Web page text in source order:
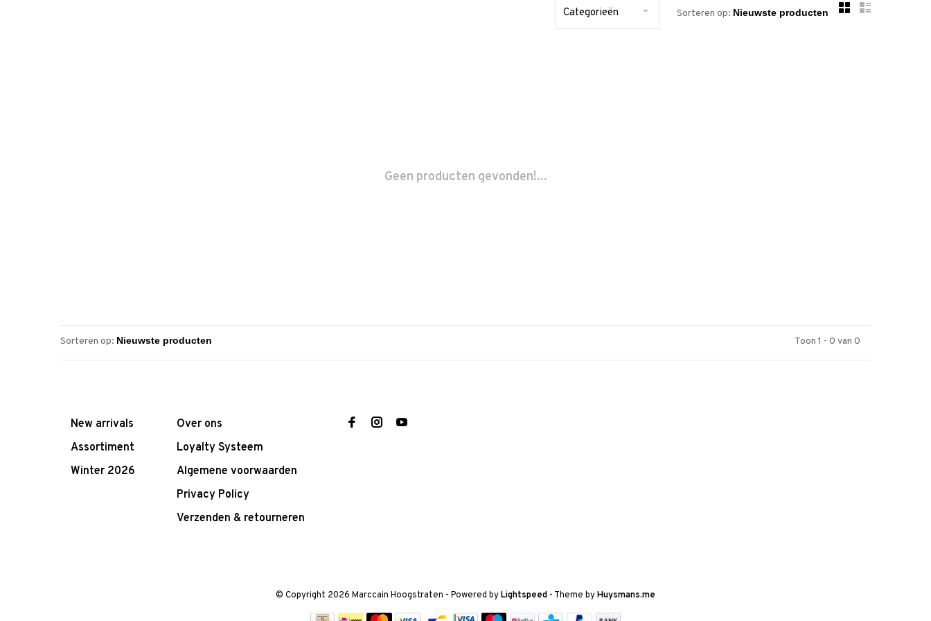
Categorieën Sorteren op:
Geen producten gevonden!...
Sorteren op: Toon 1 - 0 van 0
New arrivals
Assortiment
Winter 2026
Over ons
Loyalty Systeem
Algemene voorwaarden
Privacy Policy
Verzenden & retourneren
© Copyright 2026 Marccain Hoogstraten - Powered byLightspeed - Theme byHuysmans.me